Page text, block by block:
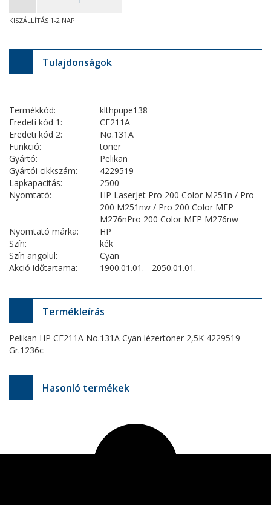
KISZÁLLÍTÁS 1-2 NAP
Tulajdonságok
Termékkód:
klthpupe138
Eredeti kód 1:
CF211A
Eredeti kód 2:
No.131A
Funkció:
toner
Gyártó:
Pelikan
Gyártói cikkszám:
4229519
Lapkapacitás:
2500
Nyomtató:
HP LaserJet Pro 200 Color M251n / Pro
200 M251nw / Pro 200 Color MFP
M276nPro 200 Color MFP M276nw
Nyomtató márka:
HP
Szín:
kék
Szín angolul:
Cyan
Akció időtartama:
1900.01.01. - 2050.01.01.
Termékleírás
Pelikan HP CF211A No.131A Cyan lézertoner 2,5K 4229519
Gr.1236c
Hasonló termékek